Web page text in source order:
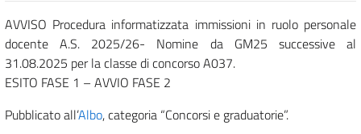
AVVISO Procedura informatizzata immissioni in ruolo personale
docente A.S. 2025/26- Nomine da GM25 successive al
31.08.2025 per la classe di concorso A037.
ESITO FASE 1 – AVVIO FASE 2
Pubblicato all’Albo, categoria “Concorsi e graduatorie”.